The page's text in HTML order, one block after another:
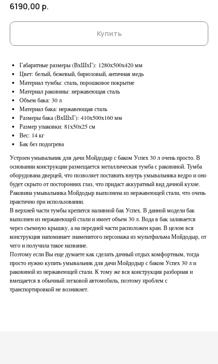
6190,00 р.
Купить
Габаритные размеры (ВхШхГ): 1280х500х420 мм
Цвет: белый, бежевый, бирюзовый, античная медь
Материал тумбы: сталь, порошковое покрытие
Материал раковины: нержавеющая сталь
Объем бака: 30 л
Материал бака: нержавеющая сталь
Размеры бака (ВхШхГ): 410х500х160 мм
Размер упаковки: 81х50х25 см
Вес: 14 кг
Бак без подогрева
Устроен умывальник для дачи Мойдодыр с баком Успех 30 л очень просто. В
основании конструкции размещается металлическая тумба с раковиной. Тумба
оборудована дверцей, что позволяет поставить внутрь умывальника ведро и оно
будет скрыто от посторонних глаз, что придаст аккуратный вид дачной кухне.
Раковина умывальника Мойдодыр выполнена из нержавеющей стали, что очень
практично при использовании.
В верхней части тумбы крепится наливной бак Успех. В данной модели бак
выполнен из нержавеющей стали и имеет объем 30 л. Вода в бак заливается
через съемную крышку, а на передней части расположен кран. В целом вся
конструкция напоминает знаменитого персонажа из мультфильма Мойдодыр, от
чего и получила такое название.
Поэтому если Вы еще думаете как сделать дачный отдых комфортным, тогда
просто нужно купить умывальник для дачи Мойдодыр с баком Успех 30 л и
раковиной из нержавеющей стали. К тому же вся конструкция разборная и
вмещается в обычный легковой автомобиль, поэтому проблем с
транспортировкой не возникнет.